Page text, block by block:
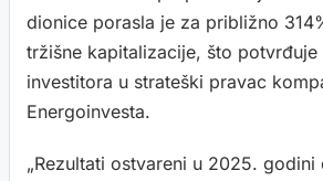
dionice porasla je za približno
tržišne kapitalizacije, što potvrđuje
investitora u strateški pravac
Energoinvesta.
„Rezultati ostvareni u 2025. godini